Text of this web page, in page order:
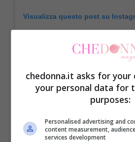
Visualizza questo post su
chedonna.it asks for your
your personal data for
purposes:
Personalised advertising and
content measurement,
services development